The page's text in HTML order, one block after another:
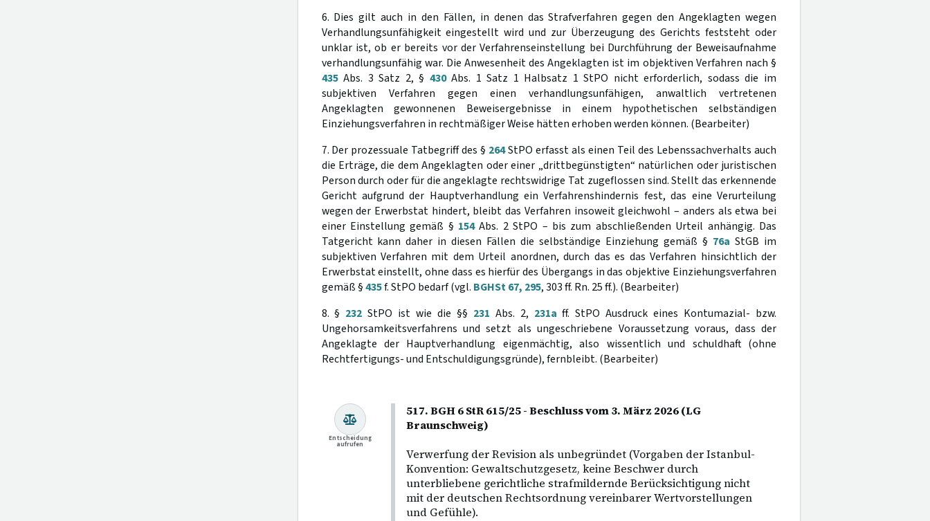
6. Dies gilt auch in den Fällen, in denen das Strafverfahren gegen den Angeklagten wegen
Verhandlungsunfähigkeit eingestellt wird und zur Überzeugung des Gerichts feststeht oder
unklar ist, ob er bereits vor der Verfahrenseinstellung bei Durchführung der Beweisaufnahme
verhandlungsunfähig war. Die Anwesenheit des Angeklagten ist im objektiven Verfahren nach §
435Abs. 3 Satz 2, § 430Abs. 1 Satz 1 Halbsatz 1 StPO nicht erforderlich, sodass die im
subjektiven Verfahren gegen einen verhandlungsunfähigen, anwaltlich vertretenen
Angeklagten gewonnenen Beweisergebnisse in einem hypothetischen selbständigen
Einziehungsverfahren in rechtmäßiger Weise hätten erhoben werden können. (Bearbeiter)
7. Der prozessuale Tatbegriff des § 264StPO erfasst als einen Teil des Lebenssachverhalts auch
die Erträge, die dem Angeklagten oder einer „drittbegünstigten“ natürlichen oder juristischen
Person durch oder für die angeklagte rechtswidrige Tat zugeflossen sind. Stellt das erkennende
Gericht aufgrund der Hauptverhandlung ein Verfahrenshindernis fest, das eine Verurteilung
wegen der Erwerbstat hindert, bleibt das Verfahren insoweit gleichwohl – anders als etwa bei
einer Einstellung gemäß § 154Abs. 2 StPO – bis zum abschließenden Urteil anhängig. Das
Tatgericht kann daher in diesen Fällen die selbständige Einziehung gemäß § 76a StGB im
subjektiven Verfahren mit dem Urteil anordnen, durch das es das Verfahren hinsichtlich der
Erwerbstat einstellt, ohne dass es hierfür des Übergangs in das objektive Einziehungsverfahren
gemäß §435f. StPO bedarf (vgl. BGHSt 67, 295, 303 ff. Rn. 25 ff.). (Bearbeiter)
8. § 232 StPO ist wie die §§ 231 Abs. 2, 231a ff. StPO Ausdruck eines Kontumazial- bzw.
Ungehorsamkeitsverfahrens und setzt als ungeschriebene Voraussetzung voraus, dass der
Angeklagte der Hauptverhandlung eigenmächtig, also wissentlich und schuldhaft (ohne
Rechtfertigungs- und Entschuldigungsgründe), fernbleibt. (Bearbeiter)
517. BGH 6 StR 615/25 - Beschluss vom 3. März 2026 (LG
Braunschweig)
Verwerfung der Revision als unbegründet (Vorgaben der Istanbul-
Konvention: Gewaltschutzgesetz, keine Beschwer durch
unterbliebene gerichtliche strafmildernde Berücksichtigung nicht
mit der deutschen Rechtsordnung vereinbarer Wertvorstellungen
und Gefühle).
Entscheidung
aufrufen